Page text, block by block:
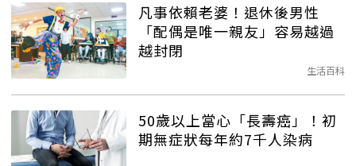
凡事依賴老婆！退休後男性
「配偶是唯一親友」容易越過
越封閉
生活百科
50歲以上當心「長壽癌」！初
期無症狀每年約7千人染病